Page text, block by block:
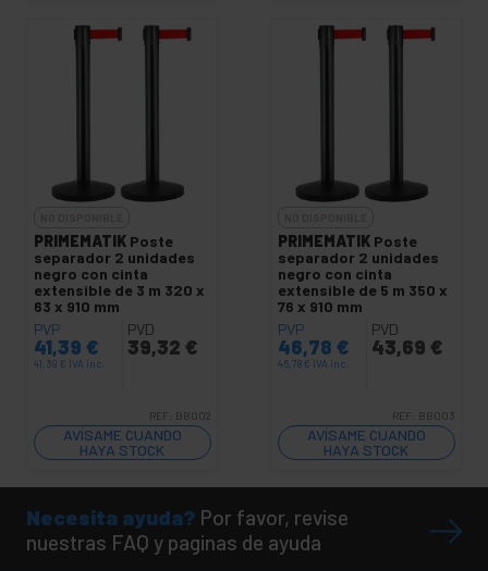
PRIMEMATIK Poste
separador 2 unidades
negro con cinta
extensible de 3 m 320 x
63 x 910 mm
PVP
41,39 €
41,39 € IVA inc.
PVD
39,32 €
REF: BB002
AVÍSAME CUANDO
HAYA STOCK
PRIMEMATIK Poste
separador 2 unidades
negro con cinta
extensible de 5 m 350 x
76 x 910 mm
PVP
46,78 €
46,78 € IVA inc.
PVD
43,69 €
REF: BB003
AVÍSAME CUANDO
HAYA STOCK
Necesita ayuda? Por favor, revise
nuestras FAQ y paginas de ayuda